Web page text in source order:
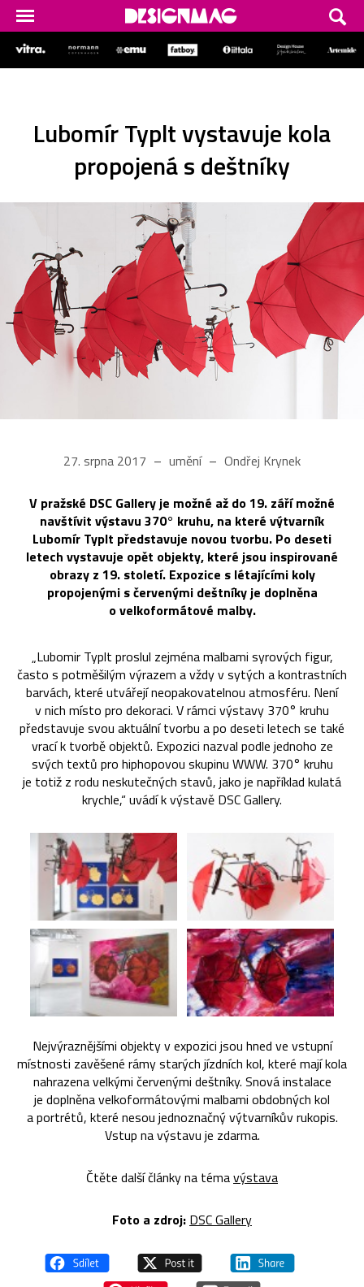
Lubomír Typlt vystavuje kola
propojená s deštníky
27. srpna 2017 umění Ondřej Krynek
V pražské DSC Gallery je možné až do 19. září možné
navštívit výstavu 370° kruhu, na které výtvarník
Lubomír Typlt představuje novou tvorbu. Po deseti
letech vystavuje opět objekty, které jsou inspirované
obrazy z 19. století. Expozice s létajícími koly
propojenými s červenými deštníky je doplněna
o velkoformátové malby.
„Lubomir Typlt proslul zejména malbami syrových figur,
často s potměšilým výrazem a vždy v sytých a kontrastních
barvách, které utvářejí neopakovatelnou atmosféru. Není
v nich místo pro dekoraci. V rámci výstavy 370° kruhu
představuje svou aktuální tvorbu a po deseti letech se také
vrací k tvorbě objektů. Expozici nazval podle jednoho ze
svých textů pro hiphopovou skupinu WWW. 370° kruhu
je totiž z rodu neskutečných stavů, jako je například kulatá
krychle,“ uvádí k výstavě DSC Gallery.
Nejvýraznějšími objekty v expozici jsou hned ve vstupní
místnosti zavěšené rámy starých jízdních kol, které mají kola
nahrazena velkými červenými deštníky. Snová instalace
je doplněna velkoformátovými malbami obdobných kol
a portrétů, které nesou jednoznačný výtvarníkův rukopis.
Vstup na výstavu je zdarma.
Čtěte další články na témavýstava
Foto a zdroj: DSC Gallery